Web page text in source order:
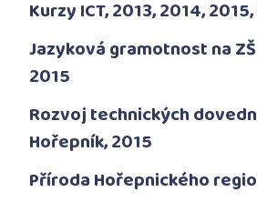
Kurzy ICT, 2013, 2014,
Jazyková gramotnost na
2015
Rozvoj technických
Hořepník, 2015
Příroda Hořepnického